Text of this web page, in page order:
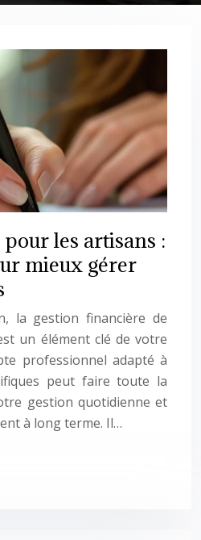
les artisans :
mieux gérer
la gestion financière de
un élément clé de votre
professionnel adapté à
peut faire toute la
gestion quotidienne et
à long terme. Il…